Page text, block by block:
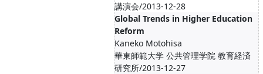
講演会/2013-12-28
Global Trends in Higher Education
Reform
Kaneko Motohisa
華東師範大学 公共管理学院 教育経済
研究所/2013-12-27